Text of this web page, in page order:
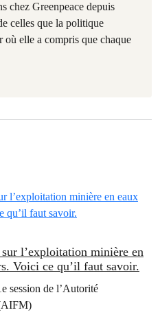
chez Greenpeace depuis
celles que la politique
où elle a compris que chaque
l’exploitation minière en
Voici ce qu’il faut savoir.
session de l’Autorité